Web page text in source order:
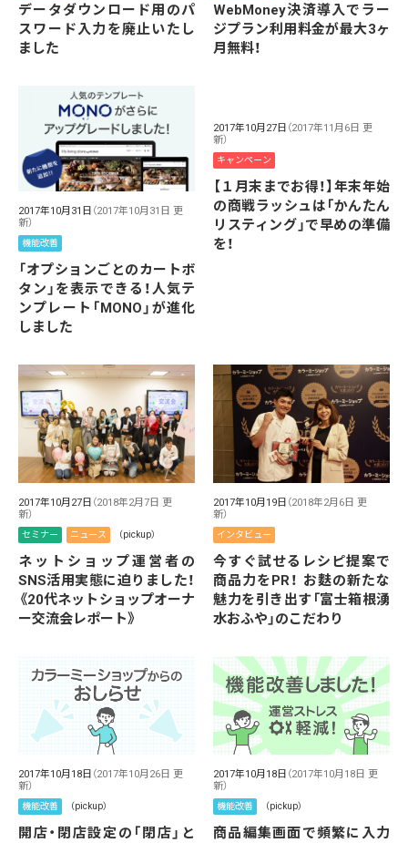
データダウンロード用のパ
スワード入力を廃止いたし
ました
WebMoney決済導入でラー
ジプラン利用料金が最大3ヶ
月無料！
2017年10月31日 （2017年10月31日 更
新）
機能改善
「オプションごとのカートボ
タン」を表示できる！人気テ
ンプレート「MONO」が進化
しました
2017年10月27日 （2017年11月6日 更
新）
キャンペーン
【１月末までお得！】年末年始
の商戦ラッシュは「かんたん
リスティング」で早めの準備
を！
2017年10月27日 （2018年2月7日 更
新）
セミナー ニュース （pickup）
ネットショップ運営者の
SNS活用実態に迫りました！
《20代ネットショップオーナ
ー交流会レポート》
2017年10月19日 （2018年2月6日 更
新）
インタビュー
今すぐ試せるレシピ提案で
商品力をPR！ お麩の新たな
魅力を引き出す「富士箱根湧
水おふや」のこだわり
2017年10月18日 （2017年10月26日 更
新）
機能改善 （pickup）
開店・閉店設定の「閉店」と
2017年10月18日 （2017年10月18日 更
新）
機能改善 （pickup）
商品編集画面で頻繁に入力